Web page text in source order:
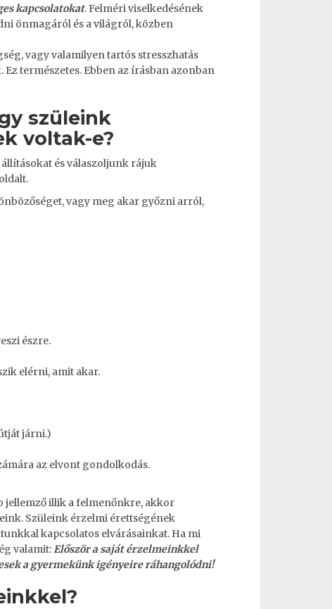
kapcsolatokat. Felméri viselkedésének
önmagáról és a világról, közben
vagy valamilyen tartós stresszhatás
természetes. Ebben az írásban azonban
szüleink
voltak-e?
és válaszoljunk rájuk
vagy meg akar győzni arról,
észre.
elérni, amit akar.
járni.)
az elvont gondolkodás.
jellemző illik a felmenőnkre, akkor
Szüleink érzelmi érettségének
kapcsolatos elvárásainkat. Ha mi
valamit:Először a saját érzelmeinkkel
a gyermekünk igényeire ráhangolódni!